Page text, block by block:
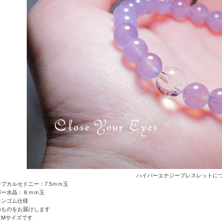
ハイパーエナジーブレスレットに
プカルセドニー：7.5ｍｍ玉
水晶 ：８ｍｍ玉
ンゴム仕様
のをお届けします
サイズです